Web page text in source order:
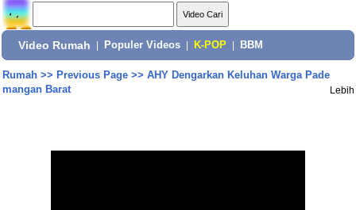
Video Rumah Populer Videos K-POP BBM
Rumah>> Previous Page>> AHY Dengarkan Keluhan Warga Pade
mangan Barat
Lebih